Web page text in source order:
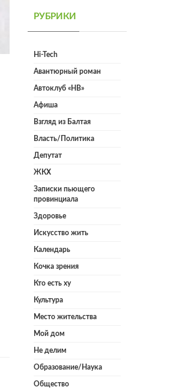
РУБРИКИ
Hi-Tech
Авантюрный роман
Автоклуб «НВ»
Афиша
Взгляд из Балтая
Власть/Политика
Депутат
ЖКХ
Записки пьющего
провинциала
Здоровье
Искусство жить
Календарь
Кочка зрения
Кто есть ху
Культура
Место жительства
Мой дом
Не делим
Образование/Наука
Общество